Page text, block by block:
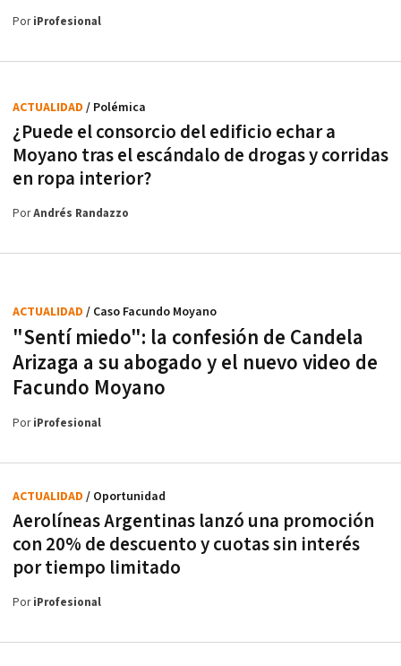
PoriProfesional
¿Puede el consorcio del edificio echar a
Moyano tras el escándalo de drogas y corridas
en ropa interior?
ACTUALIDAD / Polémica
PorAndrés Randazzo
"Sentí miedo": la confesión de Candela
Arizaga a su abogado y el nuevo video de
Facundo Moyano
ACTUALIDAD / Caso Facundo Moyano
PoriProfesional
Aerolíneas Argentinas lanzó una promoción
con 20% de descuento y cuotas sin interés
por tiempo limitado
ACTUALIDAD / Oportunidad
PoriProfesional